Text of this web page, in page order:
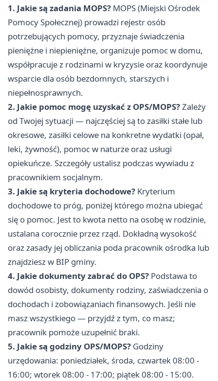
1. Jakie są zadania MOPS? MOPS (Miejski Ośrodek
Pomocy Społecznej) prowadzi rejestr osób
potrzebujących pomocy, przyznaje świadczenia
pieniężne i niepieniężne, organizuje pomoc w domu,
współpracuje z rodzinami w kryzysie oraz koordynuje
wsparcie dla osób bezdomnych, starszych i
niepełnosprawnych.
2. Jakie pomoc mogę uzyskać z OPS/MOPS?Zależy
od Twojej sytuacji — najczęściej są to zasiłki stałe lub
okresowe, zasiłki celowe na konkretne wydatki (opał,
leki, żywność), pomoc w naturze oraz usługi
opiekuńcze. Szczegóły ustalisz podczas wywiadu z
pracownikiem socjalnym.
3. Jakie są kryteria dochodowe? Kryterium
dochodowe to próg, poniżej którego można ubiegać
się o pomoc. Jest to kwota netto na osobę w rodzinie,
ustalana corocznie przez rząd. Dokładną wysokość
oraz zasady jej obliczania poda pracownik ośrodka lub
znajdziesz w BIP gminy.
4. Jakie dokumenty zabrać do OPS? Podstawa to
dowód osobisty, dokumenty rodziny, zaświadczenia o
dochodach i zobowiązaniach finansowych. Jeśli nie
masz wszystkiego — przyjdź z tym, co masz;
pracownik pomoże uzupełnić braki.
5. Jakie są godziny OPS/MOPS? Godziny
urzędowania: poniedziałek, środa, czwartek 08:00 -
16:00; wtorek 08:00 - 17:00; piątek 08:00 - 15:00.